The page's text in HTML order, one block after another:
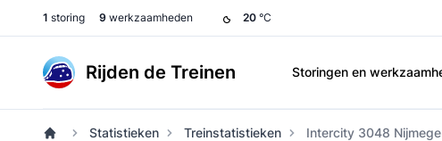
1 storing 9 werkzaamheden 20 °C
Rijden de Treinen Storingen en
Statistieken Treinstatistieken Intercity 3048